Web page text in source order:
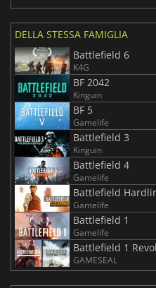
DELLA STESSA FAMIGLIA
Battlefield 6
K4G
BF 2042
Kinguin
BF 5
Gamelife
Battlefield 3
Kinguin
Battlefield 4
Gamelife
Battlefield
Gamelife
Battlefield 1
Gamelife
GAMESEAL